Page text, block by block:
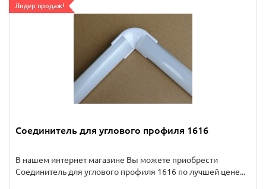
Лидер продаж!
Соединитель для углового профиля 1616
В нашем интернет магазине Вы можете приобрести
Соединитель для углового профиля 1616 по лучшей цене...